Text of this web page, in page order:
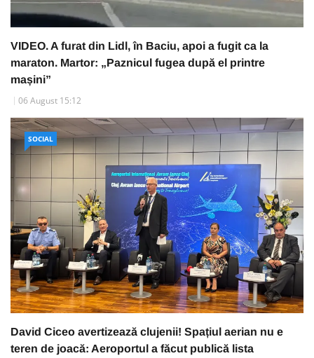
VIDEO. A furat din Lidl, în Baciu, apoi a fugit ca la
maraton. Martor: „Paznicul fugea după el printre
mașini”
06 August 15:12
SOCIAL
David Ciceo avertizează clujenii! Spațiul aerian nu e
teren de joacă: Aeroportul a făcut publică lista